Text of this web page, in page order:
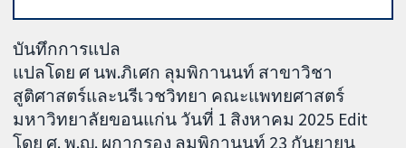
บันทึกการแปล
แปลโดย ศ นพ.ภิเศก ลุมพิกานนท์ สาขาวิชา
สูติศาสตร์และนรีเวชวิทยา คณะแพทยศาสตร์
มหาวิทยาลัยขอนแก่น วันที่ 1 สิงหาคม 2025 Edit
โดย ศ. พ.ญ. ผกากรอง ลุมพิกานนท์ 23 กันยายน